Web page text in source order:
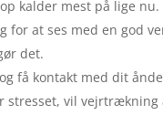
kalder mest på lige nu.
for at ses med en god
det.
få kontakt med dit
stresset, vil vejrtrækning